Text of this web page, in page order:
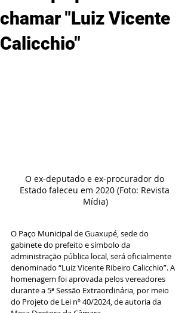
chamar "Luiz Vicente
Calicchio"
O ex-deputado e ex-procurador do
Estado faleceu em 2020 (Foto: Revista
Mídia)
O Paço Municipal de Guaxupé, sede do
gabinete do prefeito e símbolo da
administração pública local, será oficialmente
denominado “Luiz Vicente Ribeiro Calicchio”. A
homenagem foi aprovada pelos vereadores
durante a 5ª Sessão Extraordinária, por meio
do Projeto de Lei nº 40/2024, de autoria da